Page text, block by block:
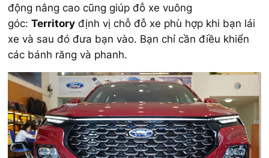
động nâng cao cũng giúp đỗ xe vuông
góc: Territory định vị chỗ đỗ xe phù hợp khi bạn lái
xe và sau đó đưa bạn vào. Bạn chỉ cần điều khiển
các bánh răng và phanh.